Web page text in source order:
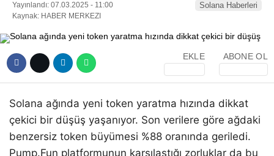
Yayınlandı: 07.03.2025 - 11:00
Kaynak: HABER MERKEZI
Solana Haberleri
EKLE ABONE OL
Solana ağında yeni token yaratma hızında dikkat
çekici bir düşüş yaşanıyor. Son verilere göre ağdaki
benzersiz token büyümesi %88 oranında geriledi.
Pump.Fun platformunun karşılaştığı zorluklar da bu